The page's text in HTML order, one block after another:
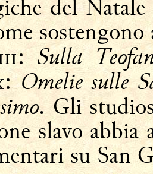
del
Sulla
Omelie sulle
. Gli
slavo
su San